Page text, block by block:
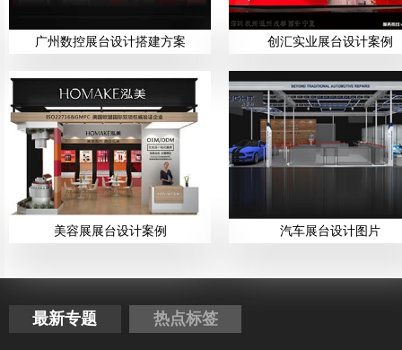
广州数控展台设计搭建方案 创汇实业展台设计案例
美容展展台设计案例 汽车展台设计图片
最新专题 热点标签